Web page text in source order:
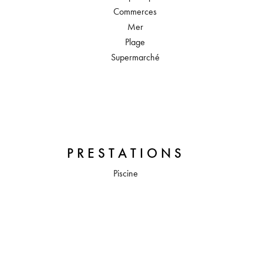
Commerces
Mer
Plage
Supermarché
PRESTATIONS
Piscine